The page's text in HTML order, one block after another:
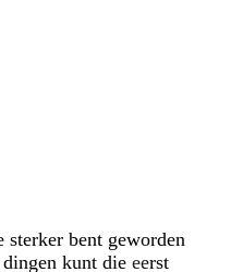
bent geworden
kunt die eerst